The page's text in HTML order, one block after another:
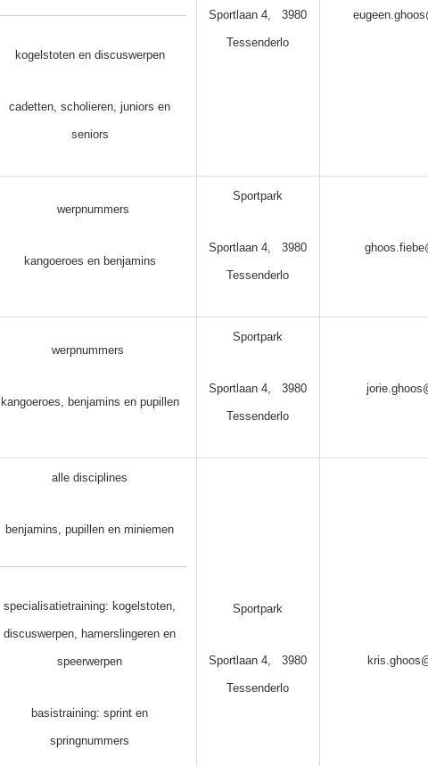
kogelstoten en discuswerpen
cadetten, scholieren, juniors en
seniors
Sportlaan 4, 3980
Tessenderlo
werpnummers
kangoeroes en benjamins
Sportpark
Sportlaan 4, 3980
Tessenderlo
werpnummers
kangoeroes, benjamins en pupillen
Sportpark
Sportlaan 4, 3980
Tessenderlo
alle disciplines
benjamins, pupillen en miniemen
specialisatietraining: kogelstoten,
discuswerpen, hamerslingeren en
speerwerpen
basistraining: sprint en
springnummers
Sportpark
Sportlaan 4, 3980
Tessenderlo